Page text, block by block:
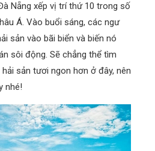
Nẵng xếp vị trí thứ 10 trong số
Á. Vào buổi sáng, các ngư
sản vào bãi biển và biến nó
sôi động. Sẽ chẳng thể tìm
sản tươi ngon hơn ở đây, nên
nhé!